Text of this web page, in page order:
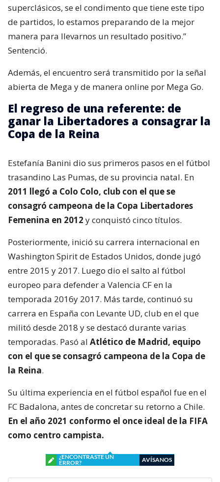
superclásicos, se el condimento que tiene este tipo
de partidos, lo estamos preparando de la mejor
manera para llevarnos un resultado positivo.”
Sentenció.
Además, el encuentro será transmitido por la señal
abierta de Mega y de manera online por Mega Go.
El regreso de una referente: de
ganar la Libertadores a consagrar la
Copa de la Reina
Estefanía Banini dio sus primeros pasos en el fútbol
trasandino Las Pumas, de su provincia natal. En
2011 llegó a Colo Colo, club con el que se
consagró campeona de la Copa Libertadores
Femenina en 2012 y conquistó cinco títulos.
Posteriormente, inició su carrera internacional en
Washington Spirit de Estados Unidos, donde jugó
entre 2015 y 2017. Luego dio el salto al fútbol
europeo para defender a Valencia CF en la
temporada 2016y 2017. Más tarde, continuó su
carrera en España con Levante UD, club en el que
militó desde 2018 y se destacó durante varias
temporadas. Pasó al Atlético de Madrid, equipo
con el que se consagró campeona de la Copa de
la Reina.
Su última experiencia en el fútbol español fue en el
FC Badalona, antes de concretar su retorno a Chile.
En el año 2021 conformo el once ideal de la FIFA
como centro campista.
¿ENCONTRASTE UN
ERROR?
AVÍSANOS